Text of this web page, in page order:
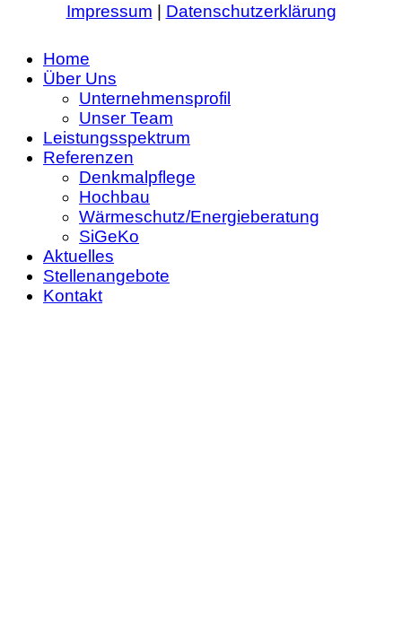
Impressum | Datenschutzerklärung
Home
Über Uns
Unternehmensprofil
Unser Team
Leistungsspektrum
Referenzen
Denkmalpflege
Hochbau
Wärmeschutz/Energieberatung
SiGeKo
Aktuelles
Stellenangebote
Kontakt